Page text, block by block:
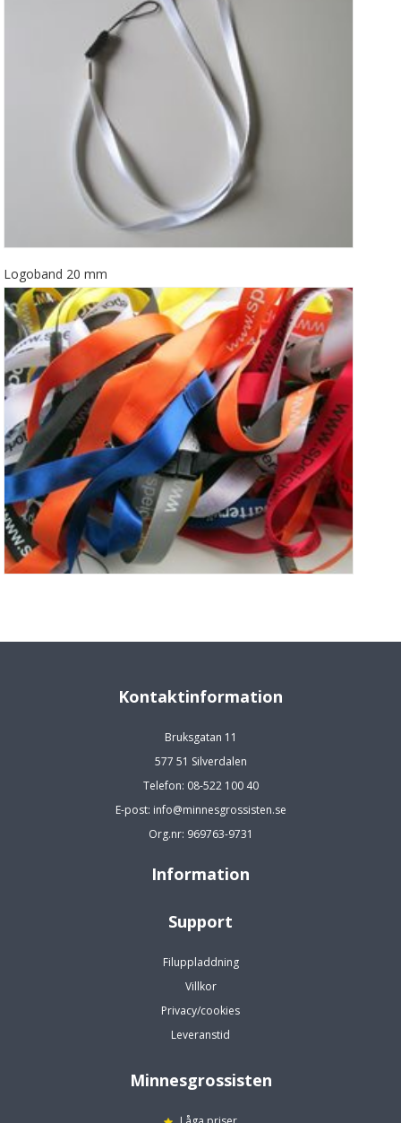
Logoband 20 mm
Kontaktinformation
Bruksgatan 11
577 51 Silverdalen
Telefon: 08-522 100 40
E-post: info@minnesgrossisten.se
Org.nr: 969763-9731
Information
Support
Filuppladdning
Villkor
Privacy/cookies
Leveranstid
Minnesgrossisten